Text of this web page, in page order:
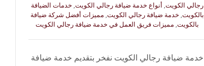
رجالي الكويت أنواع خدمة ضيافة رجالي الكويت خدمات الضيافة
بالكويت خدمة ضيافة رجالي الكويت مميزات أفضل شركة ضيافة
بالكويت مميزات فريق العمل في خدمة ضيافة رجالي الكويت
خدمة ضيافة رجالي الكويت نفخر بتقديم خدمة ضيافة